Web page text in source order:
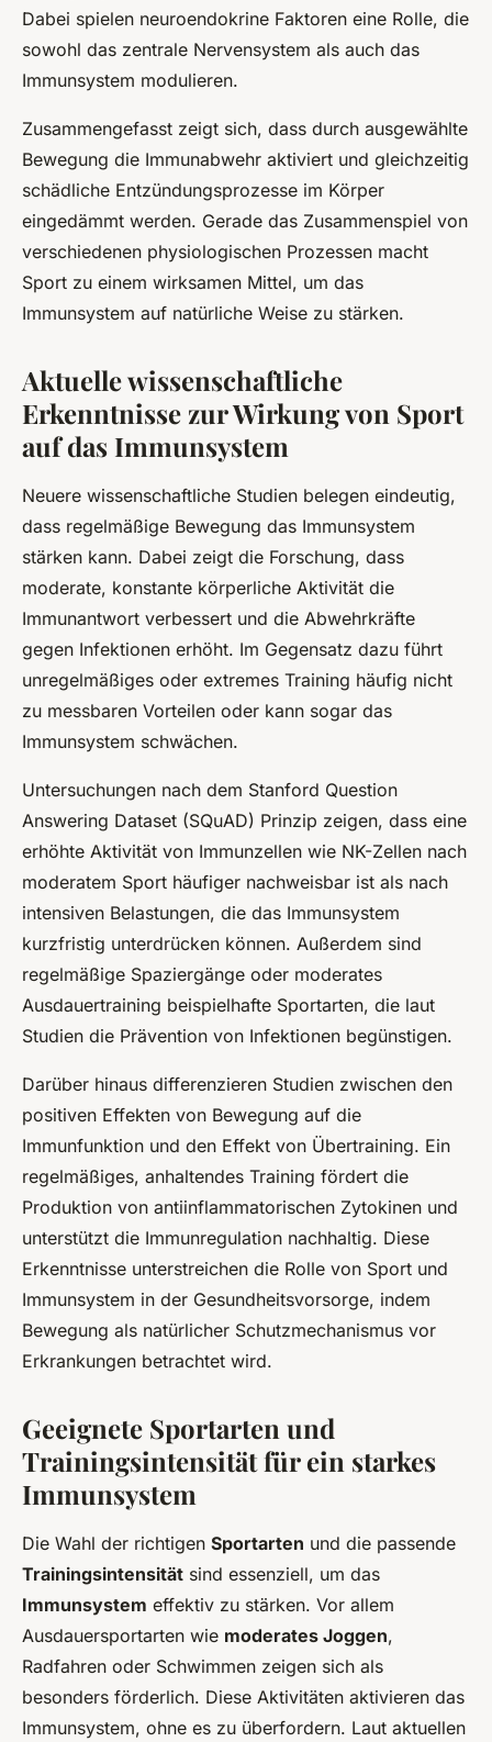
Dabei spielen neuroendokrine Faktoren eine Rolle, die
sowohl das zentrale Nervensystem als auch das
Immunsystem modulieren.
Zusammengefasst zeigt sich, dass durch ausgewählte
Bewegung die Immunabwehr aktiviert und gleichzeitig
schädliche Entzündungsprozesse im Körper
eingedämmt werden. Gerade das Zusammenspiel von
verschiedenen physiologischen Prozessen macht
Sport zu einem wirksamen Mittel, um das
Immunsystem auf natürliche Weise zu stärken.
Aktuelle wissenschaftliche
Erkenntnisse zur Wirkung von Sport
auf das Immunsystem
Neuere wissenschaftliche Studien belegen eindeutig,
dass regelmäßige Bewegung das Immunsystem
stärken kann. Dabei zeigt die Forschung, dass
moderate, konstante körperliche Aktivität die
Immunantwort verbessert und die Abwehrkräfte
gegen Infektionen erhöht. Im Gegensatz dazu führt
unregelmäßiges oder extremes Training häufig nicht
zu messbaren Vorteilen oder kann sogar das
Immunsystem schwächen.
Untersuchungen nach dem Stanford Question
Answering Dataset (SQuAD) Prinzip zeigen, dass eine
erhöhte Aktivität von Immunzellen wie NK-Zellen nach
moderatem Sport häufiger nachweisbar ist als nach
intensiven Belastungen, die das Immunsystem
kurzfristig unterdrücken können. Außerdem sind
regelmäßige Spaziergänge oder moderates
Ausdauertraining beispielhafte Sportarten, die laut
Studien die Prävention von Infektionen begünstigen.
Darüber hinaus differenzieren Studien zwischen den
positiven Effekten von Bewegung auf die
Immunfunktion und den Effekt von Übertraining. Ein
regelmäßiges, anhaltendes Training fördert die
Produktion von antiinflammatorischen Zytokinen und
unterstützt die Immunregulation nachhaltig. Diese
Erkenntnisse unterstreichen die Rolle von Sport und
Immunsystem in der Gesundheitsvorsorge, indem
Bewegung als natürlicher Schutzmechanismus vor
Erkrankungen betrachtet wird.
Geeignete Sportarten und
Trainingsintensität für ein starkes
Immunsystem
Die Wahl der richtigen Sportarten und die passende
Trainingsintensität sind essenziell, um das
Immunsystem effektiv zu stärken. Vor allem
Ausdauersportarten wie moderates Joggen,
Radfahren oder Schwimmen zeigen sich als
besonders förderlich. Diese Aktivitäten aktivieren das
Immunsystem, ohne es zu überfordern. Laut aktuellen